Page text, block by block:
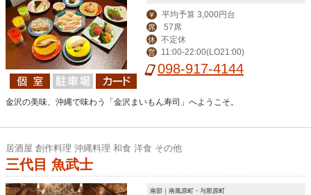
￥ 平均予算 3,000円台
席 57席
休 不定休
営 11:00-22:00(LO21:00)
098-917-4144
金沢の美味、沖縄で味わう「金沢まいもん寿司」へようこそ。
居酒屋 創作料理 沖縄料理 和食 洋食 その他
三代目 魚武士
南部｜南風原町・与那原町